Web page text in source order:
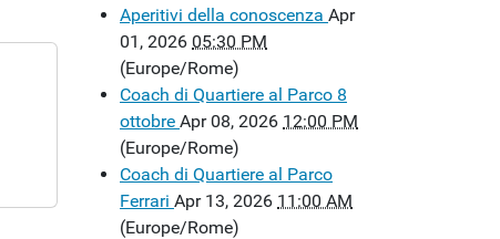
Aperitivi della conoscenza Apr
01, 2026 05:30 PM
(Europe/Rome)
Coach di Quartiere al Parco 8
ottobre Apr 08, 2026 12:00 PM
(Europe/Rome)
Coach di Quartiere al Parco
Ferrari Apr 13, 2026 11:00 AM
(Europe/Rome)